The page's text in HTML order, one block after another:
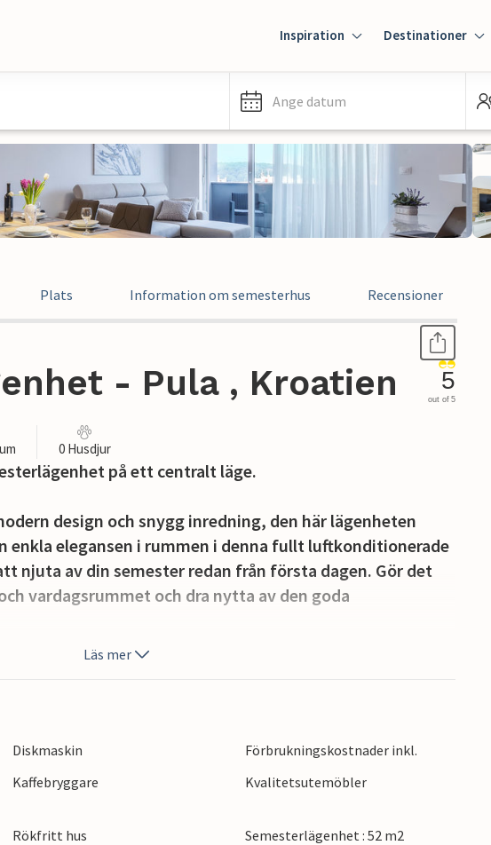
Inspiration Destinationer
Ange datum
Plats Information om semesterhus Recensioner
- Pula , Kroatien 5
out of 5
0 Husdjur
på ett centralt läge.
design och snygg inredning, den här lägenheten
enkla elegansen i rummen i denna fullt luftkonditionerade
njuta av din semester redan från första dagen. Gör det
vardagsrummet och dra nytta av den goda
oavsett om det är med en bok, en svalkande dryck
och besök historiska sevärdheter som den antika
Läs mer
Diskmaskin
Förbrukningskostnader inkl.
Kaffebryggare Kvalitetsutemöbler
Rökfritt hus
Semesterlägenhet : 52 m2